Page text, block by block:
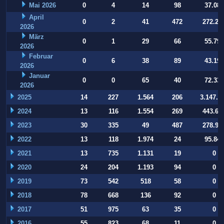
Mai 2026 0 4 14 98
37.084
April
2026
0 2 41 472
März
2026
0 1 29 66
55.794
Februar
2026
0 6 38 89
43.197
Januar
2026
0 0 65 40 72.332
2025 14 227 1.564 206
2024
13 116 1.554 269
2023
30 335 49 487
2022
13 118 1.974 24
95.847
2021
13 735 1.131 19
0
2020
24 204 1.193 94
0
2019
73 542 518 58
0
2018
78 668 136 92
0
2017
51 975 63 35
0